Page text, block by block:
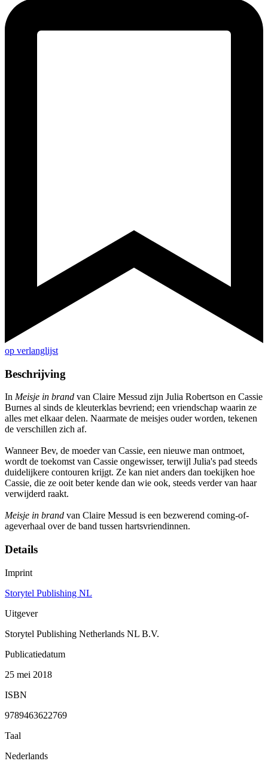
op verlanglijst
Beschrijving
In Meisje in brand van Claire Messud zijn Julia Robertson en Cassie
Burnes al sinds de kleuterklas bevriend; een vriendschap waarin ze
alles met elkaar delen. Naarmate de meisjes ouder worden, tekenen
de verschillen zich af.
Wanneer Bev, de moeder van Cassie, een nieuwe man ontmoet,
wordt de toekomst van Cassie ongewisser, terwijl Julia's pad steeds
duidelijkere contouren krijgt. Ze kan niet anders dan toekijken hoe
Cassie, die ze ooit beter kende dan wie ook, steeds verder van haar
verwijderd raakt.
Meisje in brand van Claire Messud is een bezwerend coming-of-
ageverhaal over de band tussen hartsvriendinnen.
Details
Imprint
Storytel Publishing NL
Uitgever
Storytel Publishing Netherlands NL B.V.
Publicatiedatum
25 mei 2018
ISBN
9789463622769
Taal
Nederlands